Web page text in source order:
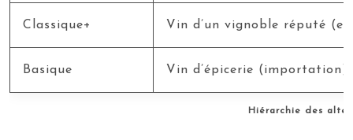
Hiérarchie des
Classique+ Vin d’un vignoble réputé
Basique Vin d’épicerie (importation)